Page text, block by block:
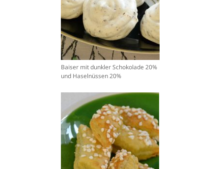
Baiser mit dunkler Schokolade 20%
und Haselnüssen 20%